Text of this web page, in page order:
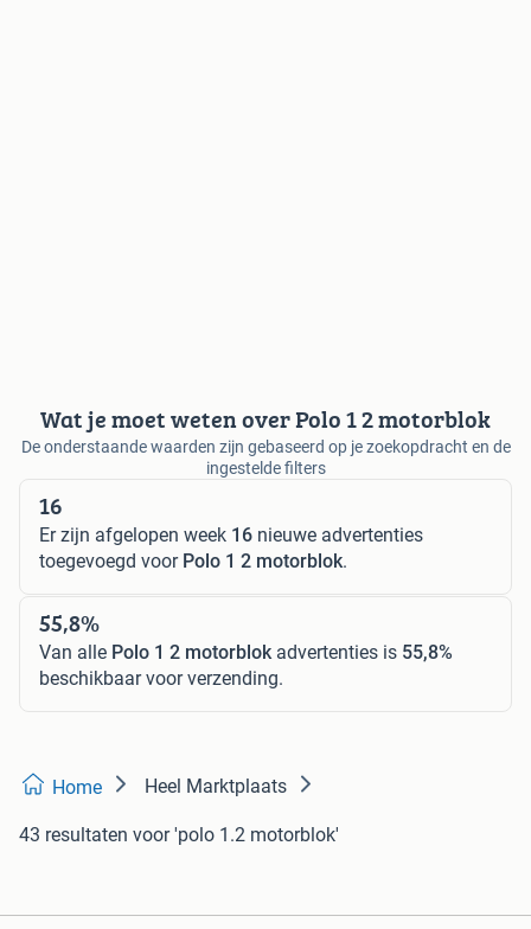
Wat je moet weten over Polo 1 2 motorblok
De onderstaande waarden zijn gebaseerd op je zoekopdracht en de
ingestelde filters
16
Er zijn afgelopen week 16 nieuwe advertenties
toegevoegd voor Polo 1 2 motorblok.
55,8%
Van alle Polo 1 2 motorblok advertenties is 55,8%
beschikbaar voor verzending.
Home Heel Marktplaats
43 resultaten voor 'polo 1.2 motorblok'